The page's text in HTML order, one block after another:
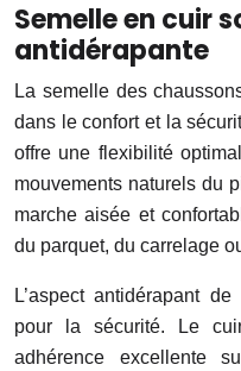
Semelle en cuir
antidérapante
La semelle des
dans le confort et la
offre une flexibilité
mouvements naturels du
marche aisée et
du parquet, du carrelage
L’aspect antidérapant
pour la sécurité. Le
adhérence excellente